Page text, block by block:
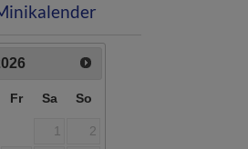
Fr Sa So
1
2